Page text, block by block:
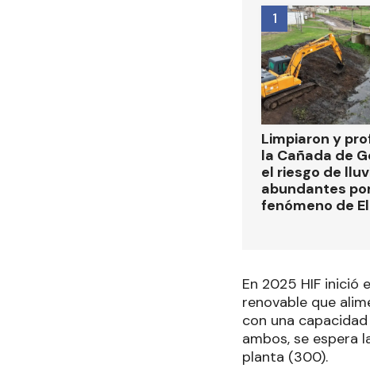
Limpiaron y
la Cañada de
el riesgo de
abundantes
fenómeno de
1
En 2025 HIF inició
renovable que
con una capacidad
ambos, se espera
planta (300).